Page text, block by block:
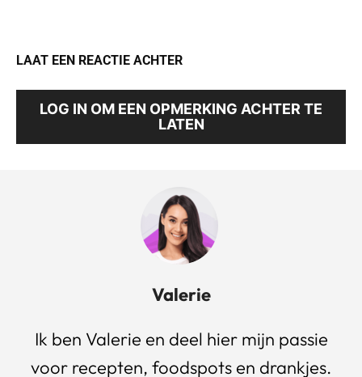
LAAT EEN REACTIE ACHTER
LOG IN OM EEN OPMERKING ACHTER TE
LATEN
Valerie
Ik ben Valerie en deel hier mijn passie
voor recepten, foodspots en drankjes.